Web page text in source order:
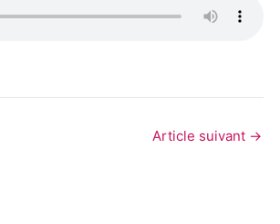
Article suivant →